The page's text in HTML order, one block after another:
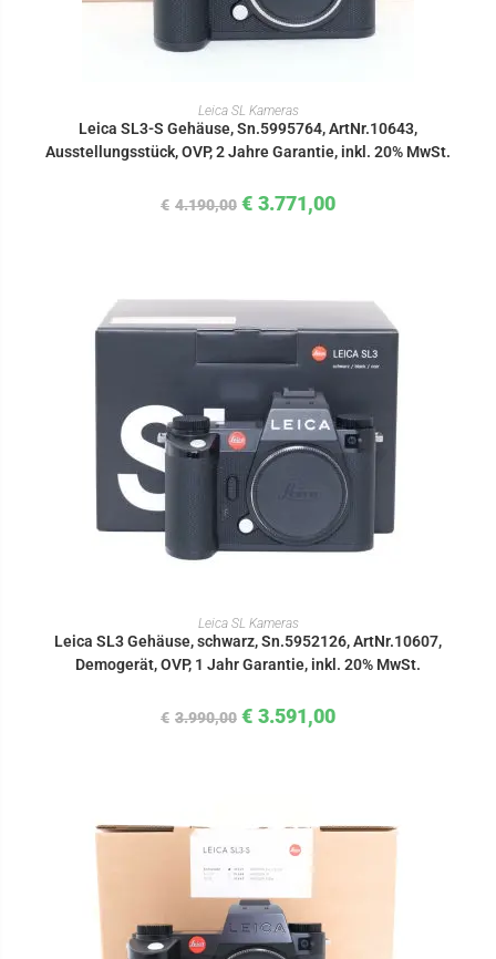
IN DEN WARENKORB
Leica SL Kameras
Leica SL3-S Gehäuse, Sn.5995764, ArtNr.10643,
Ausstellungsstück, OVP, 2 Jahre Garantie, inkl. 20% MwSt.
€ 4.190,00 € 3.771,00
IN DEN WARENKORB
Leica SL Kameras
Leica SL3 Gehäuse, schwarz, Sn.5952126, ArtNr.10607,
Demogerät, OVP, 1 Jahr Garantie, inkl. 20% MwSt.
€ 3.990,00 € 3.591,00